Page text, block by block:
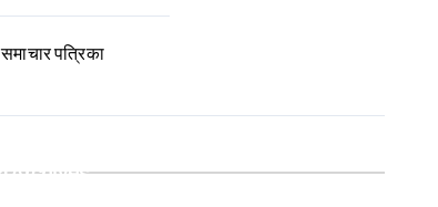
समाचार पत्रिका
Archives